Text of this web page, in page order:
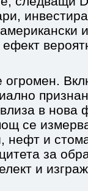
в нова
се
нефт и
за
и